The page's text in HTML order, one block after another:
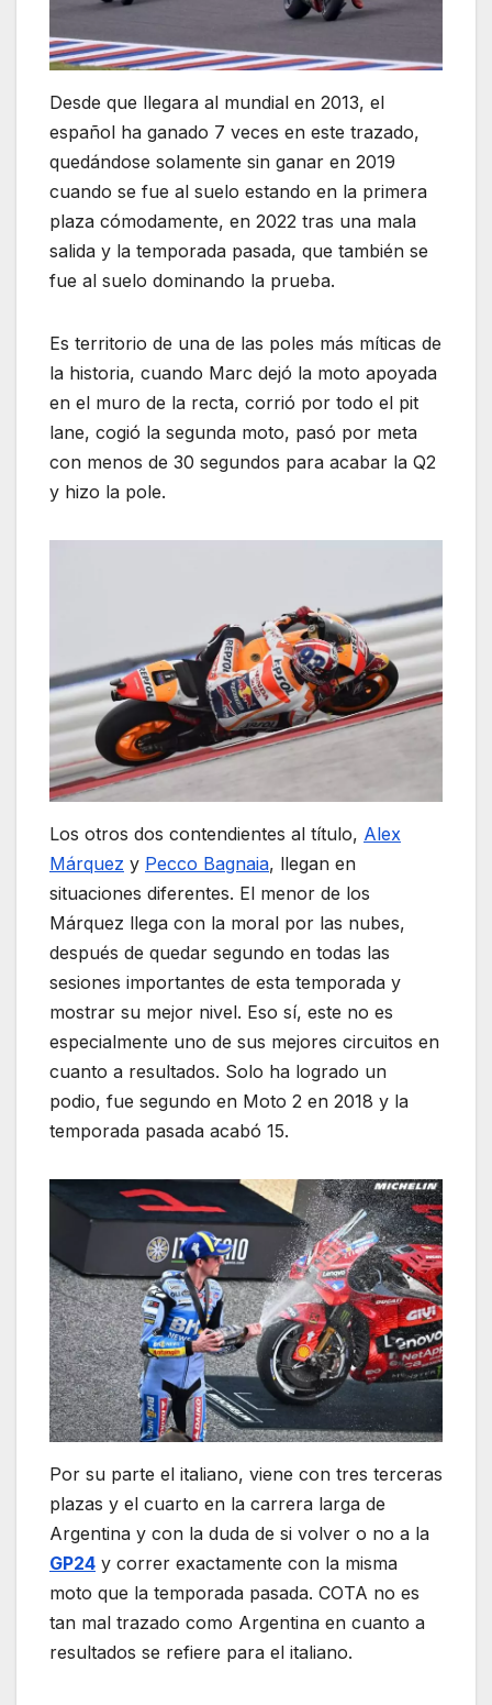
Desde que llegara al mundial en 2013, el
español ha ganado 7 veces en este trazado,
quedándose solamente sin ganar en 2019
cuando se fue al suelo estando en la primera
plaza cómodamente, en 2022 tras una mala
salida y la temporada pasada, que también se
fue al suelo dominando la prueba.
Es territorio de una de las poles más míticas de
la historia, cuando Marc dejó la moto apoyada
en el muro de la recta, corrió por todo el pit
lane, cogió la segunda moto, pasó por meta
con menos de 30 segundos para acabar la Q2
y hizo la pole.
Los otros dos contendientes al título, Alex
Márquez y Pecco Bagnaia, llegan en
situaciones diferentes. El menor de los
Márquez llega con la moral por las nubes,
después de quedar segundo en todas las
sesiones importantes de esta temporada y
mostrar su mejor nivel. Eso sí, este no es
especialmente uno de sus mejores circuitos en
cuanto a resultados. Solo ha logrado un
podio, fue segundo en Moto 2 en 2018 y la
temporada pasada acabó 15.
Por su parte el italiano, viene con tres terceras
plazas y el cuarto en la carrera larga de
Argentina y con la duda de si volver o no a la
GP24 y correr exactamente con la misma
moto que la temporada pasada. COTA no es
tan mal trazado como Argentina en cuanto a
resultados se refiere para el italiano.